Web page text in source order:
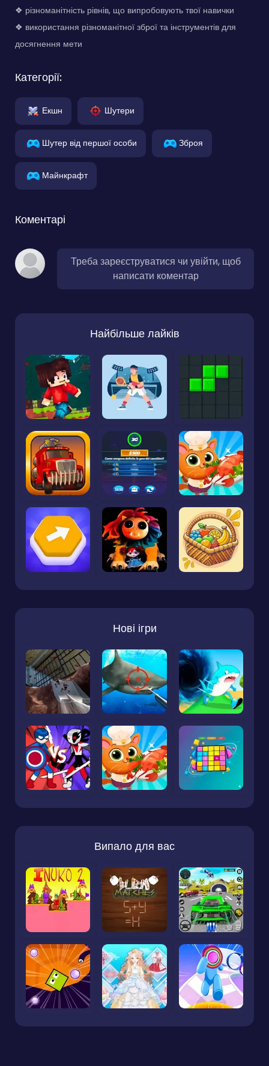
❖ різноманітність рівнів, що випробовують твої навички
❖ використання різноманітної зброї та інструментів для
досягнення мети
Категорії:
Екшн Шутери
Шутер від першої особи Зброя
Майнкрафт
Коментарі
Треба зареєструватися чи увійти, щоб
написати коментар
Найбільше лайків
Нові ігри
Випало для вас